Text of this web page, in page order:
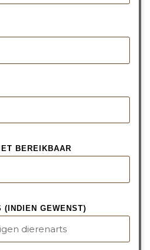
BEREIKBAAR
(INDIEN GEWENST)